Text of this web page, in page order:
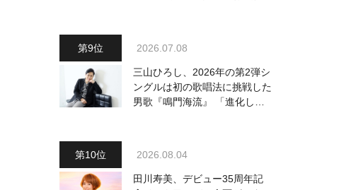
2026.07.08
三山ひろし、2026年の第2弾シ
ングルは初の歌唱法に挑戦した
男歌『鳴門海流』 「進化した
2026.08.04
田川寿美、デビュー35周年記